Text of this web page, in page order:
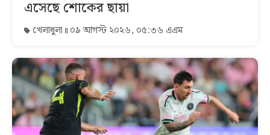
এসেছে শোকের ছায়া
খেলাধুলা ০৯ আগস্ট ২০২৬, ০৫:৩৬ এএম